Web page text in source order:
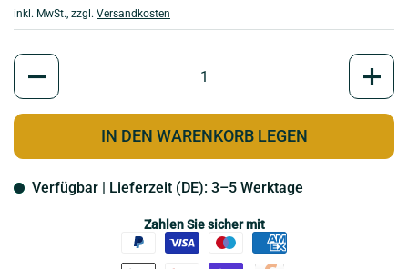
inkl. MwSt., zzgl. Versandkosten
Anzahl
IN DEN WARENKORB LEGEN
Verfügbar | Lieferzeit (DE): 3–5 Werktage
Zahlen Sie sicher mit